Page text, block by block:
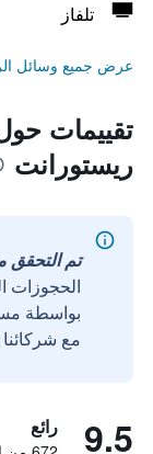
تلفاز
عرض جميع وسائل
تقييمات
ريستورانت
تم التحقق منه
الحجوزات
مع
9.5 رائع